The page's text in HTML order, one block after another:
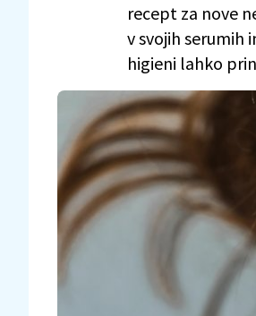
recept za nove
v svojih serumih
higieni lahko